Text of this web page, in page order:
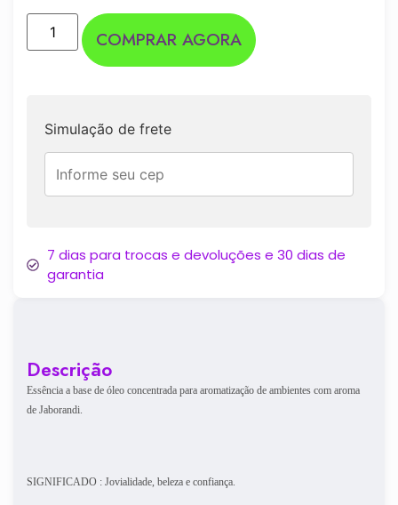
Descrição
Essência a base de óleo concentrada para aromatização de ambientes com aroma
de Jaborandi.
SIGNIFICADO : Jovialidade, beleza e confiança.
COMPRAR AGORA
Simulação de frete
7 dias para trocas e devoluções e 30 dias de
garantia